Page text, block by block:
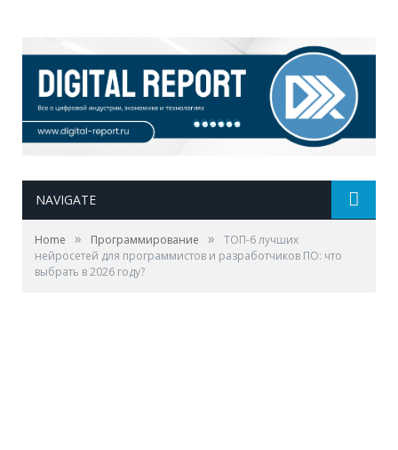
NAVIGATE
Home » Программирование »
ТОП-6 лучших
нейросетей для программистов и разработчиков ПО: что
выбрать в 2026 году?